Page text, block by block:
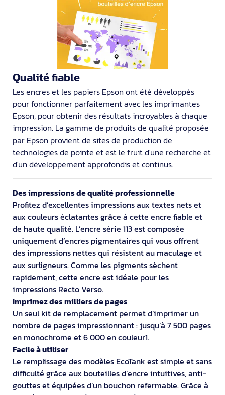
Qualité fiable
Les encres et les papiers Epson ont été développés
pour fonctionner parfaitement avec les imprimantes
Epson, pour obtenir des résultats incroyables à chaque
impression. La gamme de produits de qualité proposée
par Epson provient de sites de production de
technologies de pointe et est le fruit d'une recherche et
d'un développement approfondis et continus.
Des impressions de qualité professionnelle
Profitez d’excellentes impressions aux textes nets et
aux couleurs éclatantes grâce à cette encre fiable et
de haute qualité. L’encre série 113 est composée
uniquement d’encres pigmentaires qui vous offrent
des impressions nettes qui résistent au maculage et
aux surligneurs. Comme les pigments sèchent
rapidement, cette encre est idéale pour les
impressions Recto Verso.
Imprimez des milliers de pages
Un seul kit de remplacement permet d’imprimer un
nombre de pages impressionnant : jusqu’à 7 500 pages
en monochrome et 6 000 en couleur1.
Facile à utiliser
Le remplissage des modèles EcoTank est simple et sans
difficulté grâce aux bouteilles d’encre intuitives, anti-
gouttes et équipées d’un bouchon refermable. Grâce à